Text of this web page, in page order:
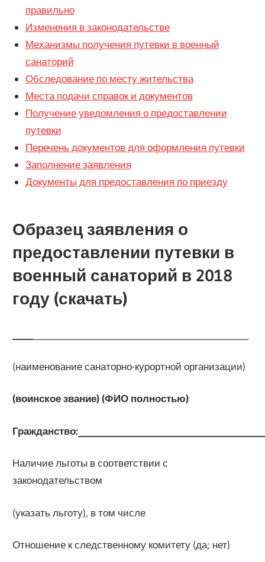
правильно
Изменения в законодательстве
Механизмы получения путевки в военный
санаторий
Обследование по месту жительства
Места подачи справок и документов
Получение уведомления о предоставлении
путевки
Перечень документов для оформления путевки
Заполнение заявления
Документы для предоставления по приезду
Образец заявления о
предоставлении путевки в
военный санаторий в 2018
году (скачать)
(наименование санаторно-курортной организации)
(воинское звание) (ФИО полностью)
Гражданство
Наличие льготы в соответствии с
законодательством
(указать льготу), в том числе
Отношение к следственному комитету (да; нет)